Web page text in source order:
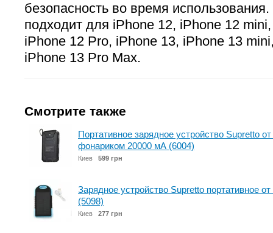
безопасность во время
подходит для iPhone 12, iPhone 12
iPhone 12 Pro, iPhone 13, iPhone 13
iPhone 13 Pro Max.
Смотрите также
Портативное зарядное устройство Supretto
фонариком 20000 мА (6004)
Киев 599 грн
Зарядное устройство Supretto портативное
(5098)
Киев 277 грн